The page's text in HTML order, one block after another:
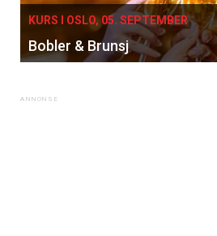
KURS I OSLO, 05. SEPTEMBER
Bobler & Brunsj